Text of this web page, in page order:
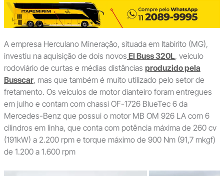
A empresa Herculano Mineração, situada em Itabirito (MG),
investiu na aquisição de dois novos El Buss 320L, veículo
rodoviário de curtas e médias distâncias produzido pela
Busscar, mas que também é muito utilizado pelo setor de
fretamento. Os veículos de motor dianteiro foram entregues
em julho e contam com chassi OF-1726 BlueTec 6 da
Mercedes-Benz que possui o motor MB OM 926 LA com 6
cilindros em linha, que conta com potência máxima de 260 cv
(191kW) a 2.200 rpm e torque máximo de 900 Nm (91,7 mkgf)
de 1.200 a 1.600 rpm